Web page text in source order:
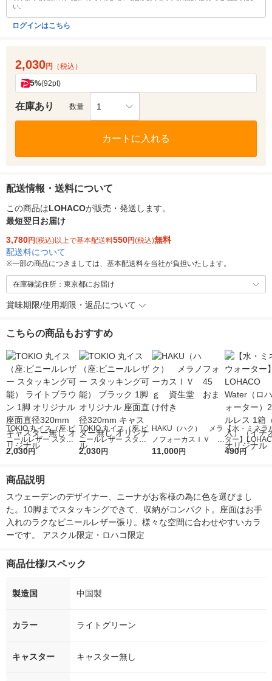
い。
ログインはこちら
2,030円 （税込）
5%(92pt)
在庫あり 数量 1
カートに入れる
配送情報・送料について
この商品はLOHACOが販売・発送します。
最短翌日お届け
3,780円(税込)以上で基本配送料550円(税込)無料
配送料について
※一部の商品につきましては、基本配送料を当社が負担いたします。
在庫確認住所：東京都にお届け
賞味期限/使用期限・返品について
こちらの商品もおすすめ
TOKIO 丸イス（座:ビ
ニールレザー スタッ
キング可能） ライト
キャスター無し オリ
ジナル
2,030円
TOKIO 丸イス（座:ビ
ニールレザー スタッ
キング可能） ブラッ
2,030円
HAKU（ハク） メラ
ノフォーカスＩＶ 4
5ｇ 資生堂 おまけ
11,000円
【水・ミネラ
ター】
r（ロハコウ
490円
商品説明
スウェーデンのデザイナー、ニーナがお客様の為に色を選びまし
た。10脚までスタッキングできて、収納がコンパクト。座面はお手
入れのラクなビニールレザー張り。様々な空間に合わせやすいカラ
ーです。 アスクル限定・ロハコ限定
商品仕様/スペック
製造国 中国製
カラー ライトグリーン
キャスター キャスター無し